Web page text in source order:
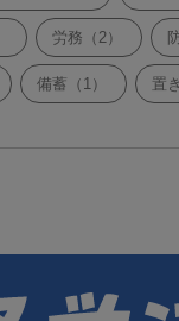
労務（2）
備蓄（1） 置